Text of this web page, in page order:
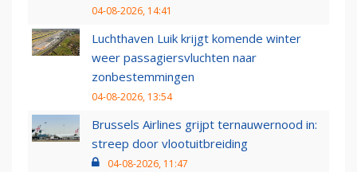
04-08-2026, 14:41
Luchthaven Luik krijgt komende winter
weer passagiersvluchten naar
zonbestemmingen
04-08-2026, 13:54
Brussels Airlines grijpt ternauwernood in:
streep door vlootuitbreiding
04-08-2026, 11:47